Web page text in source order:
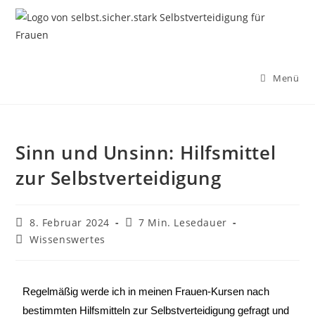
Menü
Sinn und Unsinn: Hilfsmittel
zur Selbstverteidigung
8. Februar 2024
7 Min. Lesedauer
Wissenswertes
Regelmäßig werde ich in meinen Frauen-Kursen nach
bestimmten Hilfsmitteln zur Selbstverteidigung gefragt und